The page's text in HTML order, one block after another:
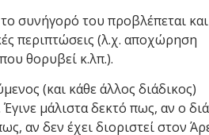
συνήγορό του προβλέπεται
περιπτώσεις (λ.χ. αποχώρηση
θορυβεί κ.λπ.).
(και κάθε άλλος διάδικος)
μάλιστα δεκτό πως, αν ο
αν δεν έχει διοριστεί στον